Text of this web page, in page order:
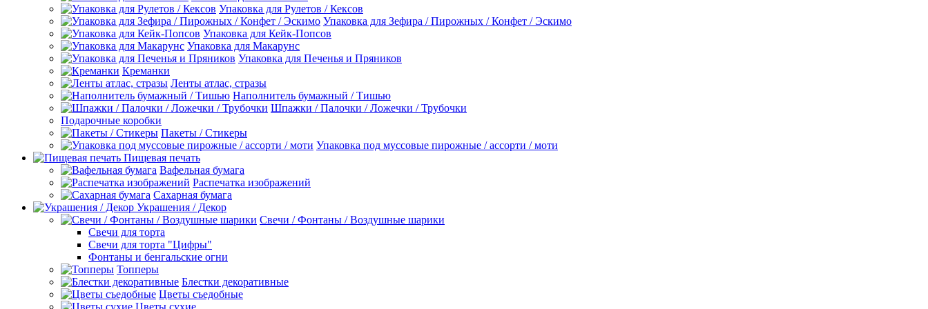
Упаковка для Рулетов / Кексов
Упаковка для Зефира / Пирожных / Конфет / Эскимо
Упаковка для Кейк-Попсов
Упаковка для Макарунс
Упаковка для Печенья и Пряников
Креманки
Ленты атлас, стразы
Наполнитель бумажный / Тишью
Шпажки / Палочки / Ложечки / Трубочки
Подарочные коробки
Пакеты / Стикеры
Упаковка под муссовые пирожные / ассорти / моти
Пищевая печать
Вафельная бумага
Распечатка изображений
Сахарная бумага
Украшения / Декор
Свечи / Фонтаны / Воздушные шарики
Свечи для торта
Свечи для торта "Цифры"
Фонтаны и бенгальские огни
Топперы
Блестки декоративные
Цветы съедобные
Цветы сухие